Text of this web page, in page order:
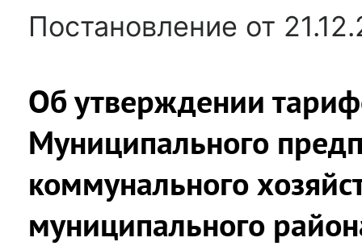
Постановление от
Об утверждении
Муниципального
коммунального
муниципального